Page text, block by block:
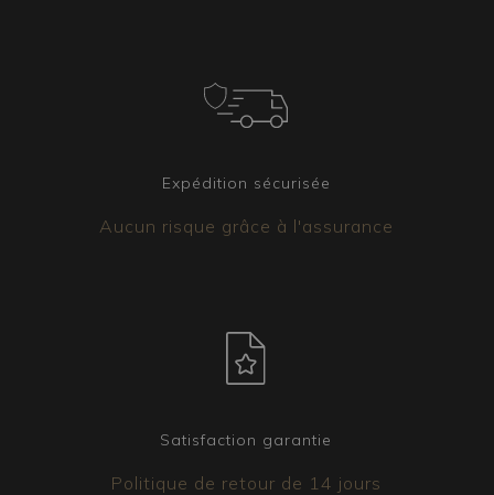
Expédition sécurisée
Aucun risque grâce à l'assurance
Satisfaction garantie
Politique de retour de 14 jours